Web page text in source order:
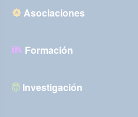
Asociaciones
Formación
Investigación